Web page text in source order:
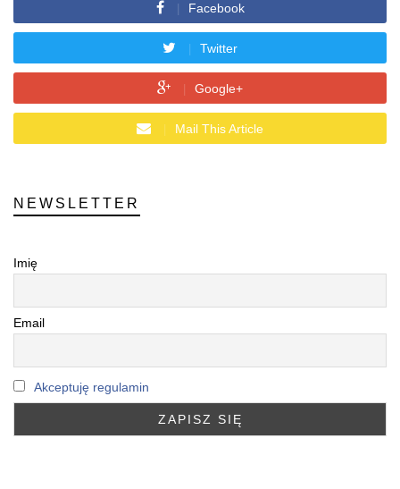
Facebook
Twitter
Google+
Mail This Article
NEWSLETTER
Imię
Email
Akceptuję regulamin